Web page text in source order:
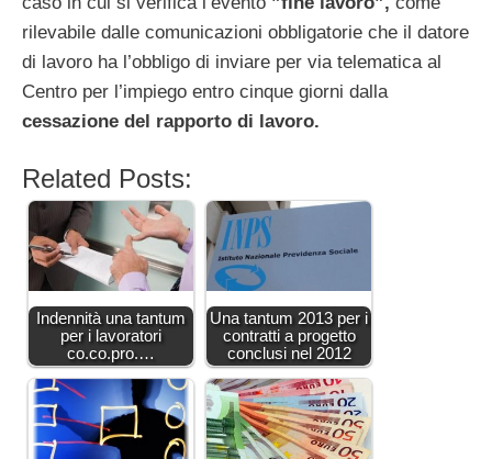
rilevabile dalle comunicazioni obbligatorie che il datore
di lavoro ha l’obbligo di inviare per via telematica al
Centro per l’impiego entro cinque giorni dalla
cessazione del rapporto di lavoro.
Related Posts:
Indennità una tantum
per i lavoratori
co.co.pro.…
Una tantum 2013 per i
contratti a progetto
conclusi nel 2012